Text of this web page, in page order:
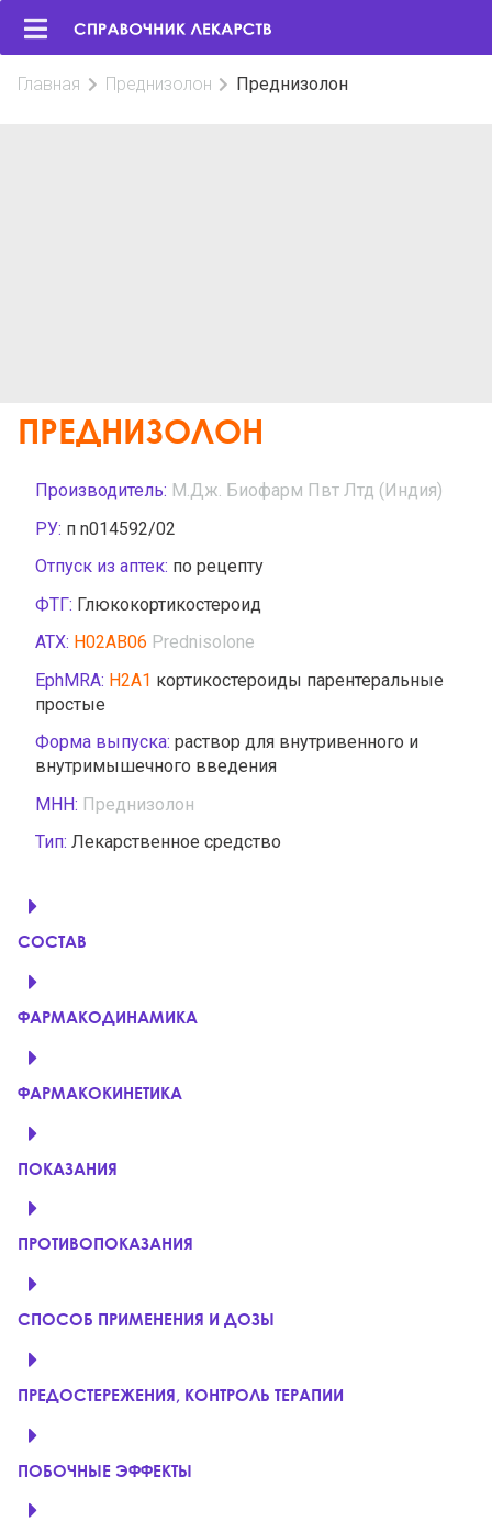
Главная Преднизолон Преднизолон
ПРЕДНИЗОЛОН
Производитель: М.Дж. Биофарм Пвт Лтд (Индия)
РУ: п n014592/02
Отпуск из аптек: по рецепту
ФТГ: Глюкокортикостероид
АТХ: H02AB06 Prednisolone
EphMRA: H2A1 кортикостероиды парентеральные
простые
Форма выпуска: раствор для внутривенного и
внутримышечного введения
МНН: Преднизолон
Тип: Лекарственное средство
СОСТАВ
ФАРМАКОДИНАМИКА
ФАРМАКОКИНЕТИКА
ПОКАЗАНИЯ
ПРОТИВОПОКАЗАНИЯ
СПОСОБ ПРИМЕНЕНИЯ И ДОЗЫ
ПРЕДОСТЕРЕЖЕНИЯ, КОНТРОЛЬ ТЕРАПИИ
ПОБОЧНЫЕ ЭФФЕКТЫ